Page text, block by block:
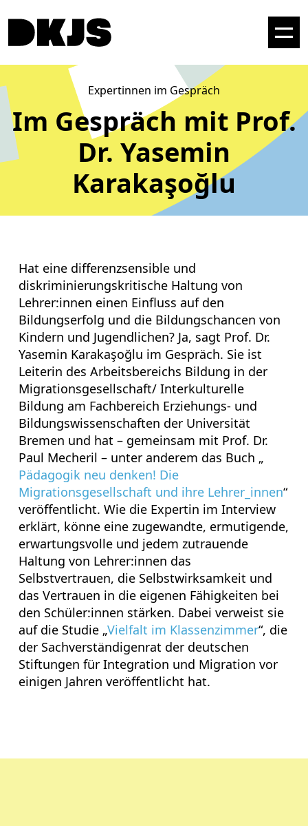
Expertinnen im Gespräch
Im Gespräch mitProf.
Dr. Yasemin
Karakaşoğlu
Hat eine differenzsensible und
diskriminierungskritische Haltung von
Lehrer:innen einen Einfluss auf den
Bildungserfolg und die Bildungschancen von
Kindern und Jugendlichen? Ja, sagt Prof. Dr.
Yasemin Karakaşoğlu im Gespräch. Sie ist
Leiterin des Arbeitsbereichs Bildung in der
Migrationsgesellschaft/ Interkulturelle
Bildung am Fachbereich Erziehungs- und
Bildungswissenschaften der Universität
Bremen und hat – gemeinsam mit Prof. Dr.
Paul Mecheril – unter anderem das Buch „
Pädagogik neu denken! Die
Migrationsgesellschaft und ihre Lehrer_innen“
veröffentlicht. Wie die Expertin im Interview
erklärt, könne eine zugewandte, ermutigende,
erwartungsvolle und jedem zutrauende
Haltung von Lehrer:innen das
Selbstvertrauen, die Selbstwirksamkeit und
das Vertrauen in die eigenen Fähigkeiten bei
den Schüler:innen stärken. Dabei verweist sie
auf die Studie „Vielfalt im Klassenzimmer“, die
der Sachverständigenrat der deutschen
Stiftungen für Integration und Migration vor
einigen Jahren veröffentlicht hat.